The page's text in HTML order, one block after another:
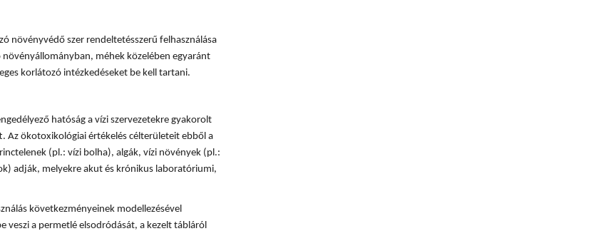
növényvédő szer rendeltetésszerű felhasználása
méhek közelében egyaránt
korlátozó intézkedéseket be kell tartani.
hatóság a vízi szervezetekre gyakorolt
Az ökotoxikológiai értékelés célterületeit ebből a
(pl.: vízi bolha), algák, vízi növények (pl.:
adják, melyekre akut és krónikus laboratóriumi,
következményeinek modellezésével
veszi a permetlé elsodródását, a kezelt tábláról